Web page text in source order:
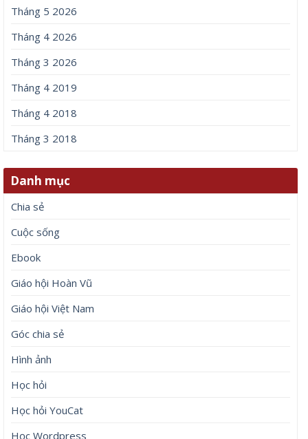
Tháng 5 2026
Tháng 4 2026
Tháng 3 2026
Tháng 4 2019
Tháng 4 2018
Tháng 3 2018
Danh mục
Chia sẻ
Cuộc sống
Ebook
Giáo hội Hoàn Vũ
Giáo hội Việt Nam
Góc chia sẻ
Hình ảnh
Học hỏi
Học hỏi YouCat
Học Wordpress